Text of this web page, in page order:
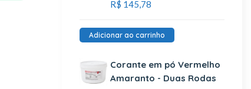
R$ 145,78
Adicionar ao carrinho
Corante em pó Vermelho
Amaranto - Duas Rodas